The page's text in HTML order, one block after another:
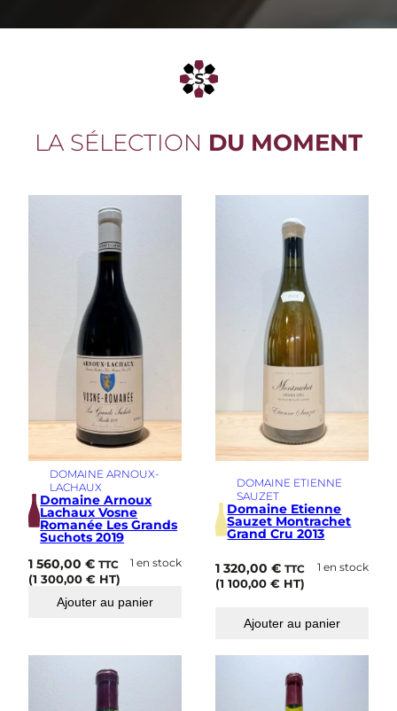
LA SÉLECTION DU MOMENT
DOMAINE ARNOUX-
LACHAUX
Domaine Arnoux
Lachaux Vosne
Romanée Les Grands
Suchots 2019
1 560,00€ TTC
(1 300,00€ HT)
1 en stock
Ajouter au panier
DOMAINE ETIENNE
SAUZET
Domaine Etienne
Sauzet Montrachet
Grand Cru 2013
1 320,00€ TTC
(1 100,00€ HT)
1 en stock
Ajouter au panier